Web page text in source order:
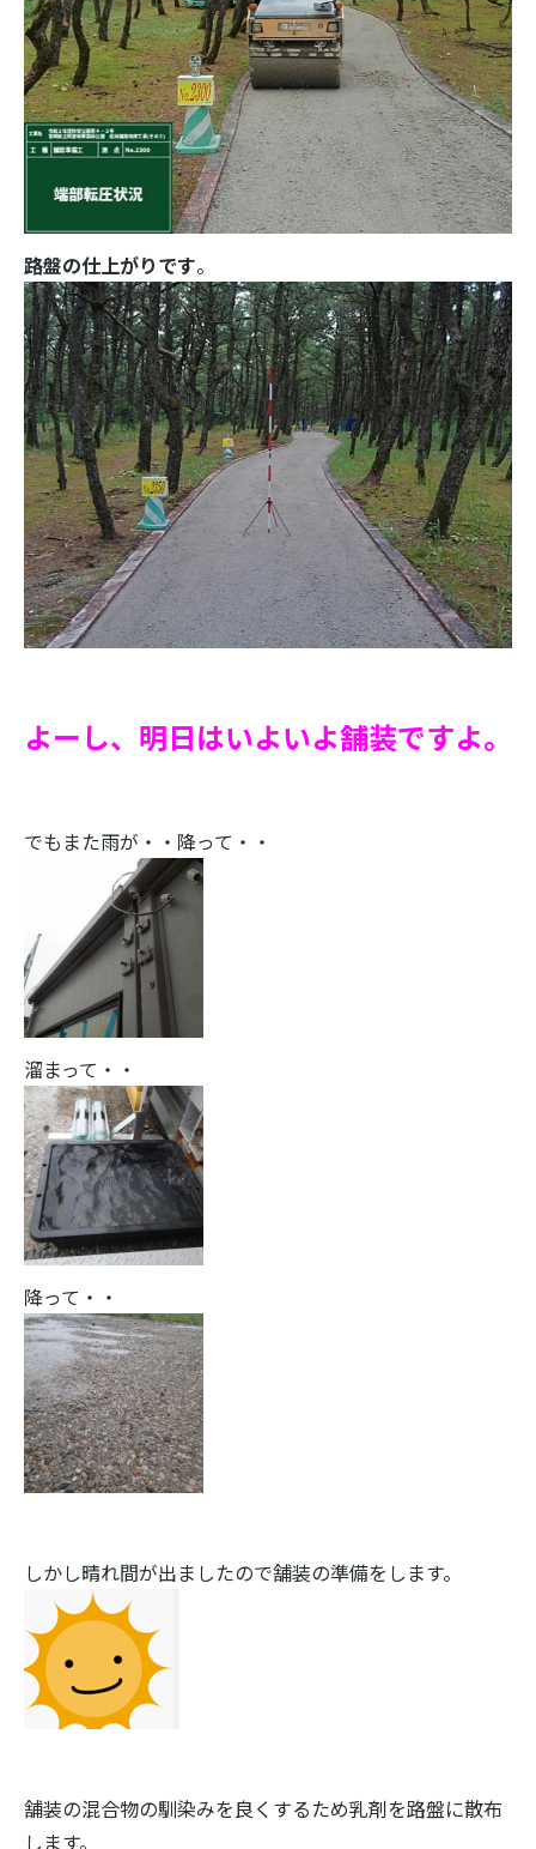
路盤の仕上がりです。
よーし、明日はいよいよ舗装ですよ。
でもまた雨が・・降って・・
溜まって・・
降って・・
しかし晴れ間が出ましたので舗装の準備をします。
舗装の混合物の馴染みを良くするため乳剤を路盤に散布
します。